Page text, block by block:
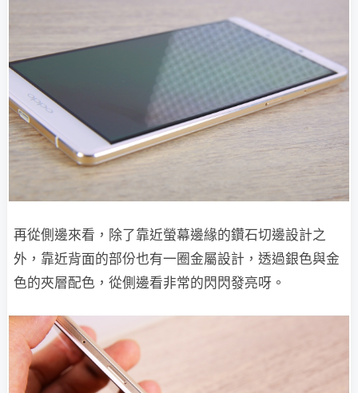
再從側邊來看，除了靠近螢幕邊緣的鑽石切邊設計之
外，靠近背面的部份也有一圈金屬設計，透過銀色與金
色的夾層配色，從側邊看非常的閃閃發亮呀。